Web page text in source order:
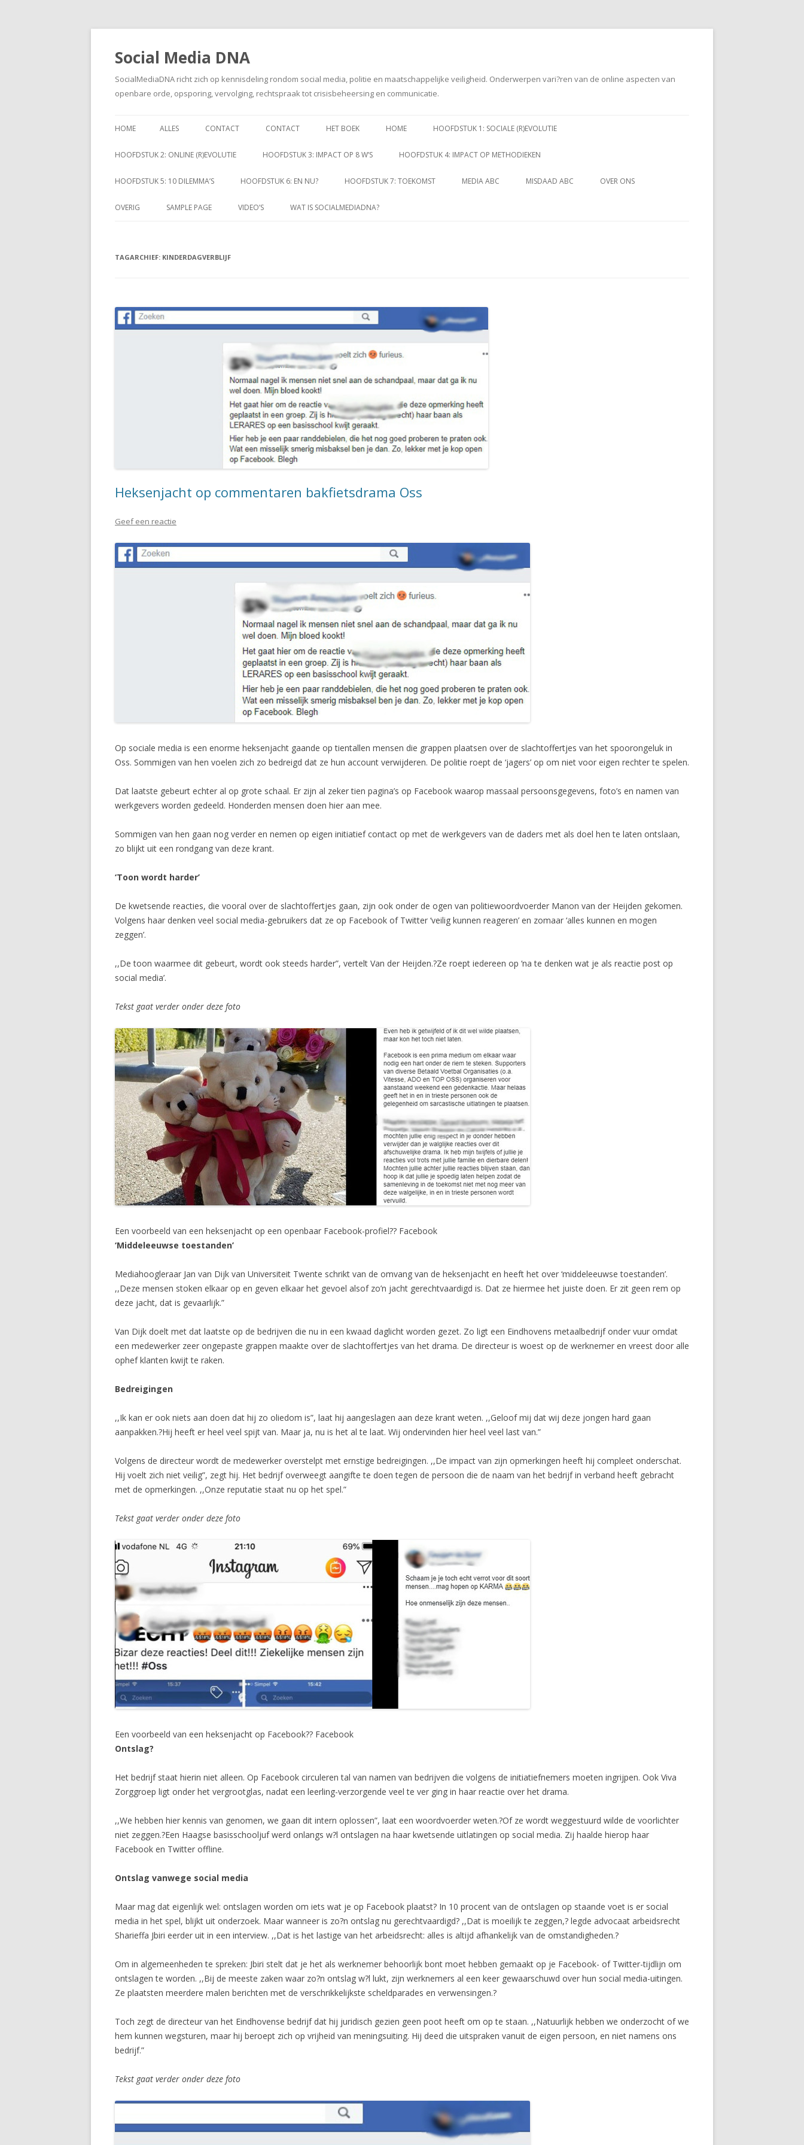
Social Media DNA
SocialMediaDNA richt zich op kennisdeling rondom social media, politie en maatschappelijke veiligheid. Onderwerpen vari?ren van de online aspecten van
openbare orde, opsporing, vervolging, rechtspraak tot crisisbeheersing en communicatie.
naar
HOME ALLES CONTACT CONTACT HET BOEK HOME HOOFDSTUK 1: SOCIALE (R)EVOLUTIE
HOOFDSTUK 2: ONLINE (R)EVOLUTIE HOOFDSTUK 3: IMPACT OP 8 W’S HOOFDSTUK 4: IMPACT OP METHODIEKEN
HOOFDSTUK 5: 10 DILEMMA’S HOOFDSTUK 6: EN NU? HOOFDSTUK 7: TOEKOMST MEDIA ABC MISDAAD ABC OVER ONS
OVERIG SAMPLE PAGE VIDEO’S WAT IS SOCIALMEDIADNA?
TAGARCHIEF: KINDERDAGVERBLIJF
Heksenjacht op commentaren bakfietsdrama Oss
Geef een reactie
Op sociale media is een enorme heksenjacht gaande op tientallen mensen die grappen plaatsen over de slachtoffertjes van het spoorongeluk in
Oss. Sommigen van hen voelen zich zo bedreigd dat ze hun account verwijderen. De politie roept de ‘jagers’ op om niet voor eigen rechter te spelen.
Dat laatste gebeurt echter al op grote schaal. Er zijn al zeker tien pagina’s op Facebook waarop massaal persoonsgegevens, foto’s en namen van
werkgevers worden gedeeld. Honderden mensen doen hier aan mee.
Sommigen van hen gaan nog verder en nemen op eigen initiatief contact op met de werkgevers van de daders met als doel hen te laten ontslaan,
zo blijkt uit een rondgang van deze krant.
‘Toon wordt harder’
De kwetsende reacties, die vooral over de slachtoffertjes gaan, zijn ook onder de ogen van politiewoordvoerder Manon van der Heijden gekomen.
Volgens haar denken veel social media-gebruikers dat ze op Facebook of Twitter ‘veilig kunnen reageren’ en zomaar ‘alles kunnen en mogen
zeggen’.
,,De toon waarmee dit gebeurt, wordt ook steeds harder”, vertelt Van der Heijden.?Ze roept iedereen op ‘na te denken wat je als reactie post op
social media’.
Tekst gaat verder onder deze foto
Een voorbeeld van een heksenjacht op een openbaar Facebook-profiel?? Facebook
‘Middeleeuwse toestanden’
Mediahoogleraar Jan van Dijk van Universiteit Twente schrikt van de omvang van de heksenjacht en heeft het over ‘middeleeuwse toestanden’.
,,Deze mensen stoken elkaar op en geven elkaar het gevoel alsof zo’n jacht gerechtvaardigd is. Dat ze hiermee het juiste doen. Er zit geen rem op
deze jacht, dat is gevaarlijk.”
Van Dijk doelt met dat laatste op de bedrijven die nu in een kwaad daglicht worden gezet. Zo ligt een Eindhovens metaalbedrijf onder vuur omdat
een medewerker zeer ongepaste grappen maakte over de slachtoffertjes van het drama. De directeur is woest op de werknemer en vreest door alle
ophef klanten kwijt te raken.
Bedreigingen
,,Ik kan er ook niets aan doen dat hij zo oliedom is”, laat hij aangeslagen aan deze krant weten. ,,Geloof mij dat wij deze jongen hard gaan
aanpakken.?Hij heeft er heel veel spijt van. Maar ja, nu is het al te laat. Wij ondervinden hier heel veel last van.”
Volgens de directeur wordt de medewerker overstelpt met ernstige bedreigingen. ,,De impact van zijn opmerkingen heeft hij compleet onderschat.
Hij voelt zich niet veilig”, zegt hij. Het bedrijf overweegt aangifte te doen tegen de persoon die de naam van het bedrijf in verband heeft gebracht
met de opmerkingen. ,,Onze reputatie staat nu op het spel.”
Tekst gaat verder onder deze foto
Een voorbeeld van een heksenjacht op Facebook?? Facebook
Ontslag?
Het bedrijf staat hierin niet alleen. Op Facebook circuleren tal van namen van bedrijven die volgens de initiatiefnemers moeten ingrijpen. Ook Viva
Zorggroep ligt onder het vergrootglas, nadat een leerling-verzorgende veel te ver ging in haar reactie over het drama.
,,We hebben hier kennis van genomen, we gaan dit intern oplossen”, laat een woordvoerder weten.?Of ze wordt weggestuurd wilde de voorlichter
niet zeggen.?Een Haagse basisschooljuf werd onlangs w?l ontslagen na haar kwetsende uitlatingen op social media. Zij haalde hierop haar
Facebook en Twitter offline.
Ontslag vanwege social media
Maar mag dat eigenlijk wel: ontslagen worden om iets wat je op Facebook plaatst? In 10 procent van de ontslagen op staande voet is er social
media in het spel, blijkt uit onderzoek. Maar wanneer is zo?n ontslag nu gerechtvaardigd? ,,Dat is moeilijk te zeggen,? legde advocaat arbeidsrecht
Sharieffa Jbiri eerder uit in een interview. ,,Dat is het lastige van het arbeidsrecht: alles is altijd afhankelijk van de omstandigheden.?
Om in algemeenheden te spreken: Jbiri stelt dat je het als werknemer behoorlijk bont moet hebben gemaakt op je Facebook- of Twitter-tijdlijn om
ontslagen te worden. ,,Bij de meeste zaken waar zo?n ontslag w?l lukt, zijn werknemers al een keer gewaarschuwd over hun social media-uitingen.
Ze plaatsten meerdere malen berichten met de verschrikkelijkste scheldparades en verwensingen.?
Toch zegt de directeur van het Eindhovense bedrijf dat hij juridisch gezien geen poot heeft om op te staan. ,,Natuurlijk hebben we onderzocht of we
hem kunnen wegsturen, maar hij beroept zich op vrijheid van meningsuiting. Hij deed die uitspraken vanuit de eigen persoon, en niet namens ons
bedrijf.”
Tekst gaat verder onder deze foto